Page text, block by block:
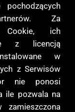
Za
Cookie, ich
z licencją
w
z Serwisów
nie ponosi
ile pozwala na